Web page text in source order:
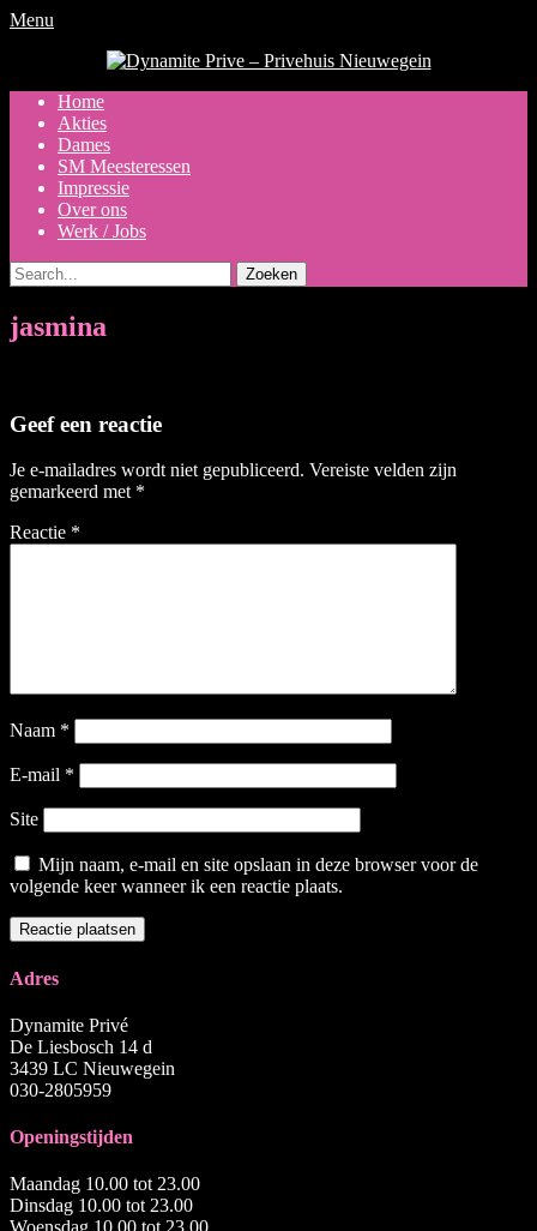
Menu
Dynamite Prive - Privehuis
Primair
menu
naar
inhoud
Home
Akties
Dames
SM Meesteressen
Impressie
Over ons
Werk / Jobs
Zoeken
naar:
jasmina
Geef een reactie
Je e-mailadres wordt niet gepubliceerd. Vereiste velden zijn
gemarkeerd met *
Reactie *
Naam *
E-mail *
Site
Mijn naam, e-mail en site opslaan in deze browser voor de
volgende keer wanneer ik een reactie plaats.
Adres
Dynamite Privé
De Liesbosch 14 d
3439 LC Nieuwegein
030-2805959
Openingstijden
Maandag 10.00 tot 23.00
Dinsdag 10.00 tot 23.00